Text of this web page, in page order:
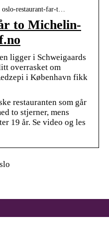
restaurant-far-t…
to Michelin-
ligger i Schweigaards
overrasket om
i København fikk
restauranten som går
to stjerner, mens
19 år. Se video og les